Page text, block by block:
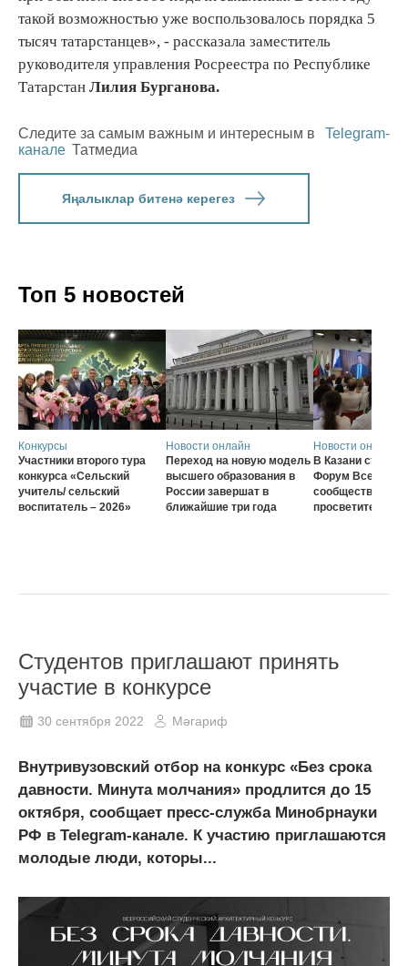
такой возможностью уже воспользовалось порядка 5
тысяч татарстанцев», - рассказала заместитель
руководителя управления Росреестра по Республике
Татарстан Лилия Бурганова.
Следите за самым важным и интересным в
Telegram-
канале Татмедиа
Яңалыклар битенә керегез
Топ 5 новостей
Конкурсы
Участники второго тура
конкурса «Сельский
учитель/ сельский
воспитатель – 2026»
Новости онлайн
Переход на новую модель
высшего образования в
России завершат в
ближайшие три года
Новости онлайн
В Казани
Форум
сообщества
просветителей
Студентов приглашают принять
участие в конкурсе
30 сентября 2022 Мәгариф
Внутривузовский отбор на конкурс «Без срока
давности. Минута молчания» продлится до 15
октября, сообщает пресс-служба Минобрнауки
РФ в Telegram-канале. К участию приглашаются
молодые люди, которы...